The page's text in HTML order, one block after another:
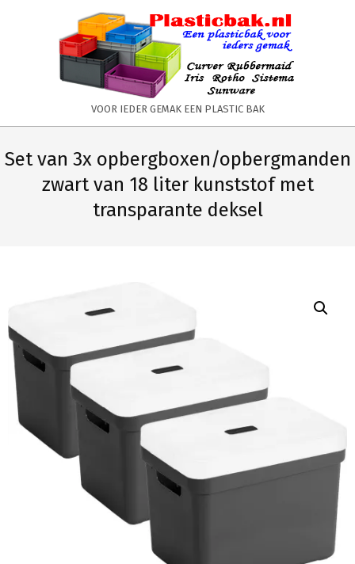
PLASTICBAK.NL
VOOR IEDER GEMAK EEN PLASTIC BAK
Navigation
Navigation
Set van 3x opbergboxen/opbergmanden
zwart van 18 liter kunststof met
transparante deksel